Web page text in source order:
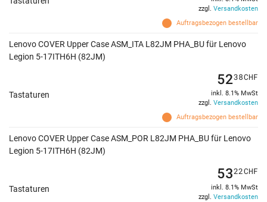
Auftragsbezogen bestellbar
zzgl. Versandkosten
Lenovo COVER Upper Case ASM_ITA L82JM PHA_BU für Lenovo
Legion 5-17ITH6H (82JM)
Tastaturen
Auftragsbezogen bestellbar
5238CHF
inkl. 8.1% MwSt
zzgl. Versandkosten
Lenovo COVER Upper Case ASM_POR L82JM PHA_BU für Lenovo
Legion 5-17ITH6H (82JM)
Tastaturen
5322CHF
inkl. 8.1% MwSt
zzgl. Versandkosten